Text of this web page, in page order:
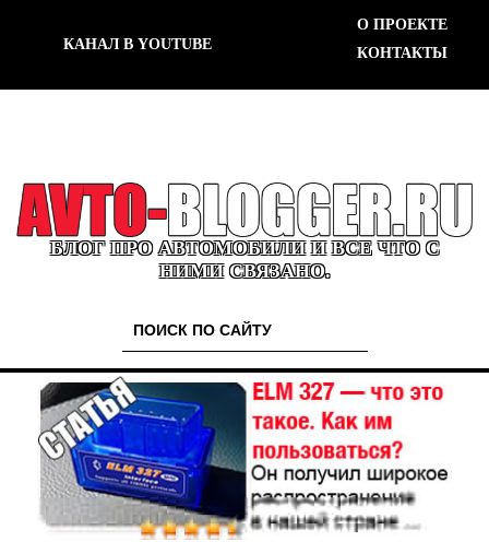
КАНАЛ В YOUTUBE
О ПРОЕКТЕ
КОНТАКТЫ
БЛОГ ПРО АВТОМОБИЛИ И ВСЕ ЧТО С
НИМИ СВЯЗАНО.